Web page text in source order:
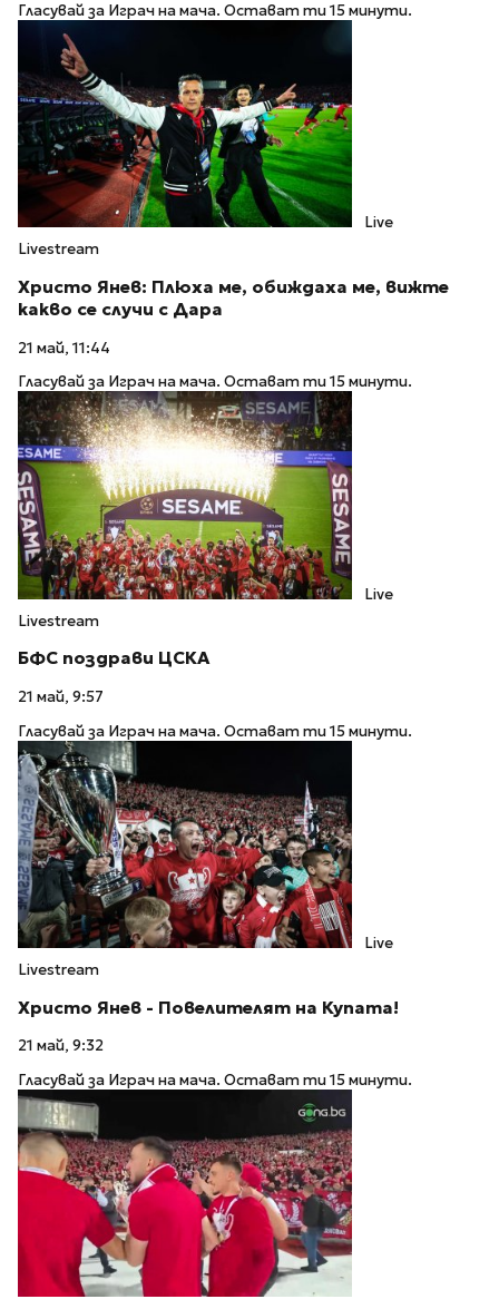
Гласувай за Играч на мача. Остават ти 15 минути.
Live
Livestream
Христо Янев: Плюха ме, обиждаха ме, вижте
какво се случи с Дара
21 май, 11:44
Гласувай за Играч на мача. Остават ти 15 минути.
Live
Livestream
БФC поздрави ЦСКА
21 май, 9:57
Гласувай за Играч на мача. Остават ти 15 минути.
Live
Livestream
Христо Янев - Повелителят на Купата!
21 май, 9:32
Гласувай за Играч на мача. Остават ти 15 минути.